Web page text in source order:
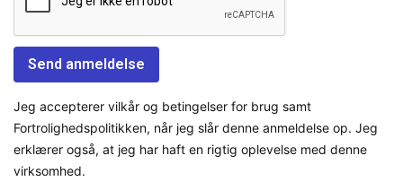
Jeg accepterer vilkår og betingelser for brug samt
Fortrolighedspolitikken, når jeg slår denne anmeldelse op. Jeg
erklærer også, at jeg har haft en rigtig oplevelse med denne
virksomhed.